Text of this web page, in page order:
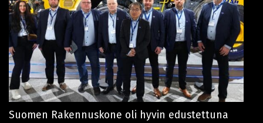
Suomen Rakennuskone oli hyvin edustettuna